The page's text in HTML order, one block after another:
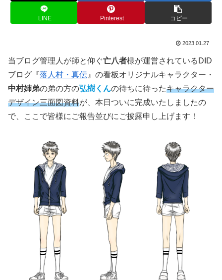
LINE Pinterest コピー
2023.01.27
当ブログ管理人が師と仰ぐ亡八者様が運営されているDID
ブログ『落人村・真伝 』の看板オリジナルキャラクター・
中村姉弟の弟の方の弘樹くんの待ちに待ったキャラクター
デザイン三面図資料が、本日ついに完成いたしましたの
で、ここで皆様にご報告並びにご披露申し上げます！